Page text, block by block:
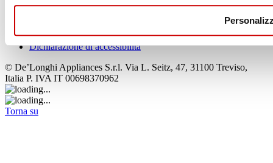
Italia (Italiano)
Dichiarazione di accessibilità
© De’Longhi Appliances S.r.l. Via L. Seitz, 47, 31100 Treviso,
Italia P. IVA IT 00698370962
Torna su